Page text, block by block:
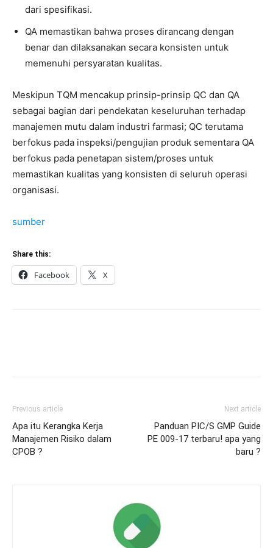
dari spesifikasi.
QA memastikan bahwa proses dirancang dengan
benar dan dilaksanakan secara konsisten untuk
memenuhi persyaratan kualitas.
Meskipun TQM mencakup prinsip-prinsip QC dan QA
sebagai bagian dari pendekatan keseluruhan terhadap
manajemen mutu dalam industri farmasi; QC terutama
berfokus pada inspeksi/pengujian produk sementara QA
berfokus pada penetapan sistem/proses untuk
memastikan kualitas yang konsisten di seluruh operasi
organisasi.
sumber
Share this:
Facebook X
Previous article
Apa itu Kerangka Kerja
Manajemen Risiko dalam
CPOB ?
Next article
Panduan PIC/S GMP Guide
PE 009-17 terbaru! apa yang
baru ?